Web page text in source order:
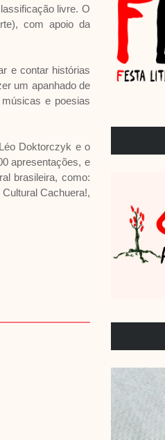
livre. O
com apoio da
e contar histórias
um apanhado de
e poesias
Doktorczyk e o
apresentações, e
brasileira, como:
Cachuera!,